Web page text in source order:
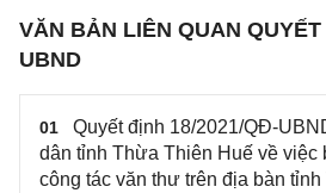
VĂN BẢN LIÊN QUAN
UBND
01
Quyết định 18/2021/QĐ-
dân tỉnh Thừa Thiên Huế về việc
công tác văn thư trên địa bàn